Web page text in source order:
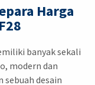
Harga
banyak sekali
modern dan
sebuah desain